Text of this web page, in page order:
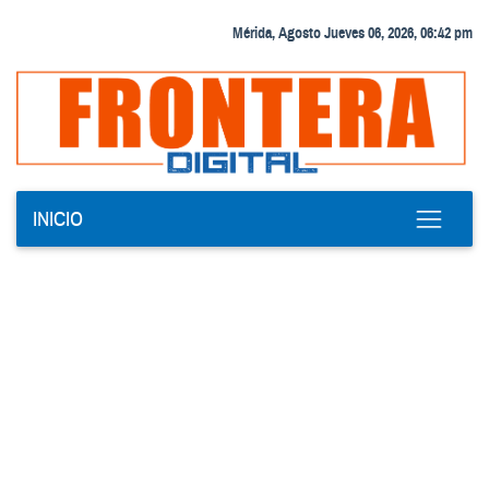
Mérida, Agosto Jueves 06, 2026, 06:42 pm
INICIO